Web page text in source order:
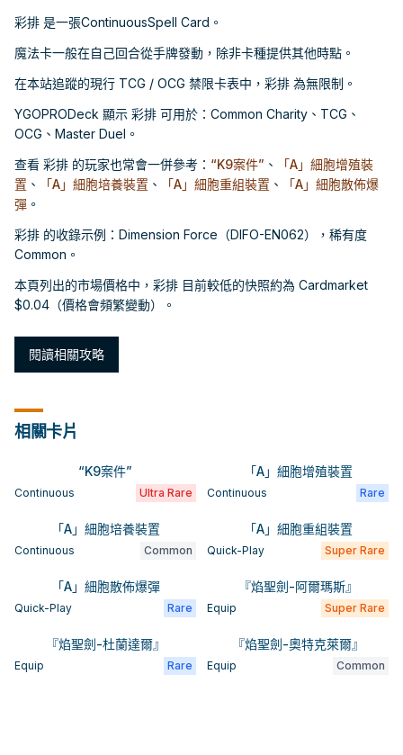
彩排 是一張ContinuousSpell Card。
魔法卡一般在自己回合從手牌發動，除非卡種提供其他時點。
在本站追蹤的現行 TCG / OCG 禁限卡表中，彩排 為無限制。
YGOPRODeck 顯示 彩排 可用於：Common Charity、TCG、
OCG、Master Duel。
查看 彩排 的玩家也常會一併參考： “K9案件” 、
「A」細胞增殖裝
置 、 「A」細胞培養裝置 、 「A」細胞重組裝置 、
「A」細胞散佈爆
彈 。
彩排 的收錄示例：Dimension Force（DIFO-EN062），稀有度
Common。
本頁列出的市場價格中，彩排 目前較低的快照約為 Cardmarket
$0.04（價格會頻繁變動）。
閱讀相關攻略
相關卡片
“K9案件”
Continuous Ultra Rare
「A」細胞增殖裝置
Continuous Rare
「A」細胞培養裝置
Continuous Common
「A」細胞重組裝置
Quick-Play Super Rare
「A」細胞散佈爆彈
Quick-Play Rare
『焰聖劍-阿爾瑪斯』
Equip Super Rare
『焰聖劍-杜蘭達爾』
Equip Rare
『焰聖劍-奧特克萊爾』
Equip Common